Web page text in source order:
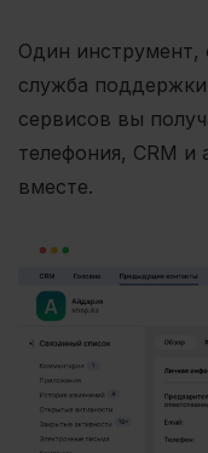
Один инструмент,
служба
сервисов вы
телефония, CRM и
вместе.